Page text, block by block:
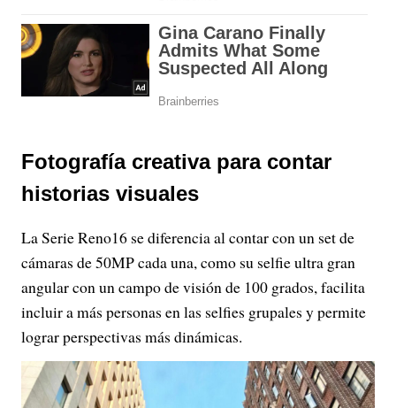
Fotografía creativa para contar
historias visuales
La Serie Reno16 se diferencia al contar con un set de
cámaras de 50MP cada una, como su selfie ultra gran
angular con un campo de visión de 100 grados, facilita
incluir a más personas en las selfies grupales y permite
lograr perspectivas más dinámicas.